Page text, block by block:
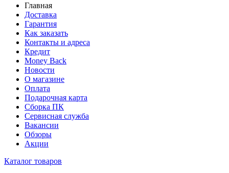
Главная
Доставка
Гарантия
Как заказать
Контакты и адреса
Кредит
Money Back
Новости
О магазине
Оплата
Подарочная карта
Сборка ПК
Сервисная служба
Вакансии
Обзоры
Акции
Каталог товаров